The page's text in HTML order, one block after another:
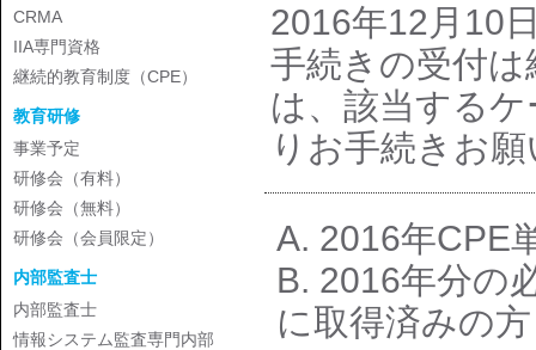
CRMA
IIA専門資格
継続的教育制度（CPE）
教育研修
事業予定
研修会（有料）
研修会（無料）
研修会（会員限定）
内部監査士
内部監査士
情報システム監査専門内部
2016年12月10
手続きの受付
は、該当する
りお手続きお
A. 2016年CPE
B. 2016年分の
に取得済みの方